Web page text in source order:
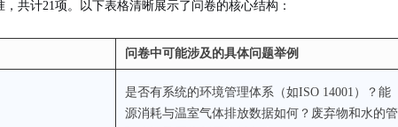
共计21项。以下表格清晰展示了问卷的核心结构：
问卷中可能涉及的具体问题举例
是否有系统的环境管理体系（如ISO 14001）？能
源消耗与温室气体排放数据如何？废弃物和水的管